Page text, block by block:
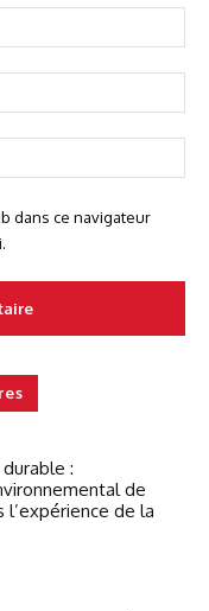
:*
:*
:
dans ce navigateur
:
de
l’expérience de la